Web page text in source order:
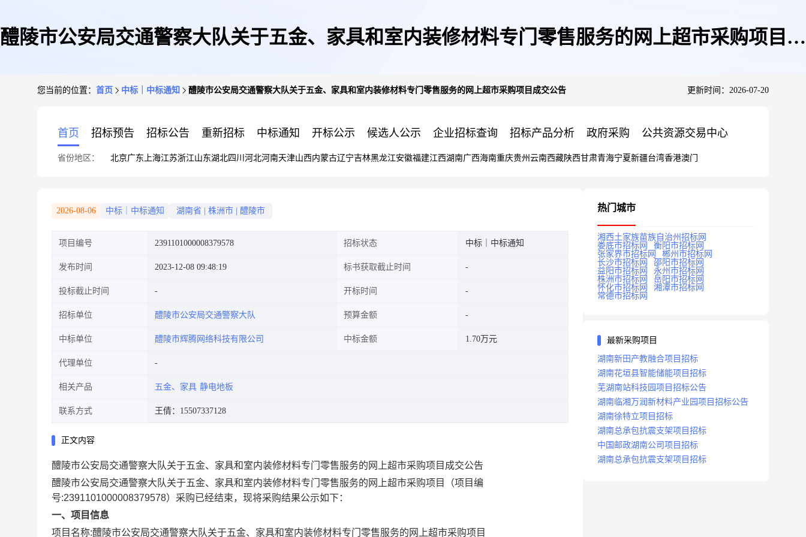
醴陵市公安局交通警察大队关于五金、家具和室内装修材料专门零售服务的网上超市采购项目成
您当前的位置： 首页 中标｜中标通知 醴陵市公安局交通警察大队关于五金、家具和室内装修材料专门零售服务的网上超市采购项目成交公告 更新时间：2026-07-20
首页 招标预告 招标公告 重新招标 中标通知 开标公示 候选人公示 企业招标查询 招标产品分析 政府采购 公共资源交易中心
省份地区： 北京广东 上海江苏浙江山东湖北四川 河北河南天津山西内蒙古辽宁吉林黑龙江安徽福建江西湖南广西海南重庆贵州 云南西藏陕西甘肃青海宁夏新疆台湾香港澳门
2026-08-06 中标｜中标通知 湖南省 株洲市 醴陵市
项目编号 2391101000008379578 招标状态 中标｜中标通知
发布时间 2023-12-08 09:48:19 标书获取截止时间
投标截止时间 开标时间
招标单位 醴陵市公安局交通警察大队 预算金额
中标单位 醴陵市辉腾网络科技有限公司 中标金额 1.70万元
代理单位
相关产品 五金、家具 静电地板
联系方式 王倩：15507337128
正文内容
醴陵市公安局交通警察大队关于五金、家具和室内装修材料专门零售服务的网上超市采购项目成交公告
醴陵市公安局交通警察大队关于五金、家具和室内装修材料专门零售服务的网上超市采购项目
（项目编
号:2391101000008379578）采购已经结束，现将采购结果公示如下：
一、项目信息
项目名称:醴陵市公安局交通警察大队关于五金、家具和室内装修材料专门零售服务的网上超市采购项目
热门城市
湘西土家族苗族自治州招标网
娄底市招标网
衡阳市招标网
张家界市招标网
郴州市招标网
长沙市招标网
邵阳市招标网
益阳市招标网
永州市招标网
株洲市招标网
岳阳市招标网
怀化市招标网
湘潭市招标网
常德市招标网
最新采购项目
湖南新田产教融合项目招标
湖南花垣县智能储能项目招标
芜湖南站科技园项目招标公告
湖南临湘万润新材料产业园项目招标公告
湖南徐特立项目招标
湖南总承包抗震支架项目招标
中国邮政湖南公司项目招标
湖南总承包抗震支架项目招标